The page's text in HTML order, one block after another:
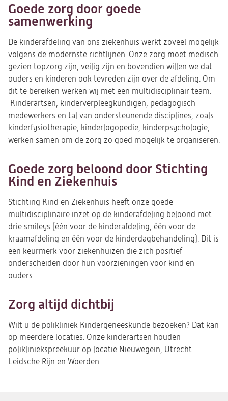
Goede zorg door goede
samenwerking
De kinderafdeling van ons ziekenhuis werkt zoveel mogelijk
volgens de modernste richtlijnen. Onze zorg moet medisch
gezien topzorg zijn, veilig zijn en bovendien willen we dat
ouders en kinderen ook tevreden zijn over de afdeling. Om
dit te bereiken werken wij met een multidisciplinair team.
Kinderartsen, kinderverpleegkundigen, pedagogisch
medewerkers en tal van ondersteunende disciplines, zoals
kinderfysiotherapie, kinderlogopedie, kinderpsychologie,
werken samen om de zorg zo goed mogelijk te organiseren.
Goede zorg beloond door Stichting
Kind en Ziekenhuis
Stichting Kind en Ziekenhuis heeft onze goede
multidisciplinaire inzet op de kinderafdeling beloond met
drie smileys (één voor de kinderafdeling, één voor de
kraamafdeling en één voor de kinderdagbehandeling). Dit is
een keurmerk voor ziekenhuizen die zich positief
onderscheiden door hun voorzieningen voor kind en
ouders.
Zorg altijd dichtbij
Wilt u de polikliniek Kindergeneeskunde bezoeken? Dat kan
op meerdere locaties. Onze kinderartsen houden
polikliniekspreekuur op locatie Nieuwegein, Utrecht
Leidsche Rijn en Woerden.